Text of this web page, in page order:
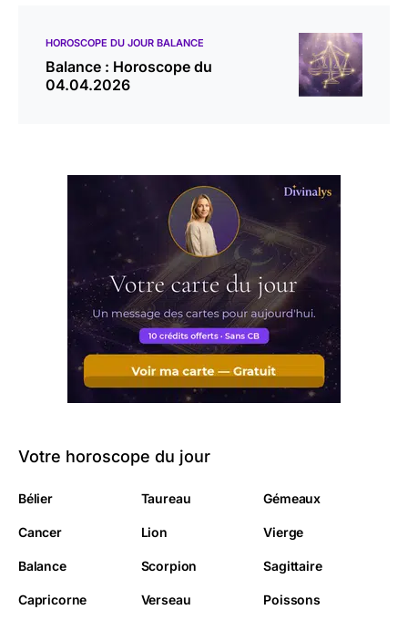
HOROSCOPE DU JOUR BALANCE
Balance : Horoscope du
04.04.2026
Votre horoscope du jour
Bélier Taureau Gémeaux
Cancer Lion Vierge
Balance Scorpion Sagittaire
Capricorne Verseau Poissons